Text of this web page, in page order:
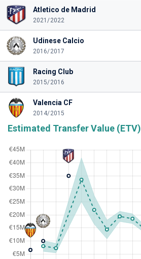
Atletico de Madrid
2021/2022
Udinese Calcio
2016/2017
Racing Club
2015/2016
Valencia CF
2014/2015
Estimated Transfer Value (ETV)